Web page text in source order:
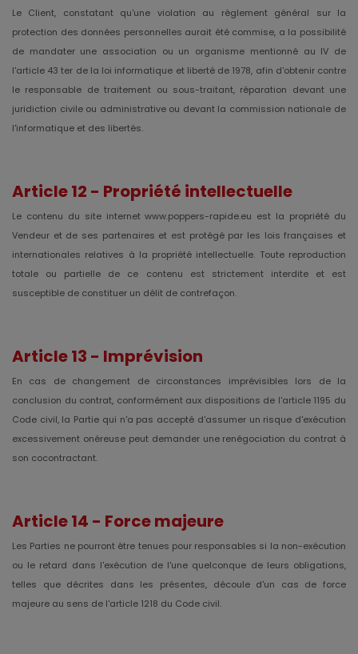
Le Client, constatant qu'une violation au règlement général sur la
protection des données personnelles aurait été commise, a la possibilité
de mandater une association ou un organisme mentionné au IV de
l'article 43 ter de la loi informatique et liberté de 1978, afin d'obtenir contre
le responsable de traitement ou sous-traitant, réparation devant une
juridiction civile ou administrative ou devant la commission nationale de
l'informatique et des libertés.
Article 12 - Propriété intellectuelle
Le contenu du site internet www.poppers-rapide.eu est la propriété du
Vendeur et de ses partenaires et est protégé par les lois françaises et
internationales relatives à la propriété intellectuelle. Toute reproduction
totale ou partielle de ce contenu est strictement interdite et est
susceptible de constituer un délit de contrefaçon.
Article 13 - Imprévision
En cas de changement de circonstances imprévisibles lors de la
conclusion du contrat, conformément aux dispositions de l'article 1195 du
Code civil, la Partie qui n'a pas accepté d'assumer un risque d'exécution
excessivement onéreuse peut demander une renégociation du contrat à
son cocontractant.
Article 14 - Force majeure
Les Parties ne pourront être tenues pour responsables si la non-exécution
ou le retard dans l'exécution de l'une quelconque de leurs obligations,
telles que décrites dans les présentes, découle d'un cas de force
majeure au sens de l'article 1218 du Code civil.